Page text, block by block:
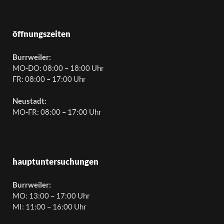
öffnungszeiten
Burrweiler:
MO-DO: 08:00 – 18:00 Uhr
FR: 08:00 – 17:00 Uhr
Neustadt:
MO-FR: 08:00 – 17:00 Uhr
hauptuntersuchungen
Burrweiler:
MO: 13:00 – 17:00 Uhr
MI: 11:00 – 16:00 Uhr